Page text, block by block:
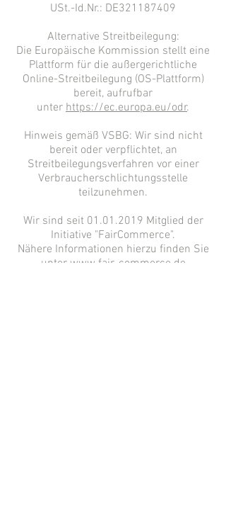
USt.-Id.Nr.: DE321187409
Alternative Streitbeilegung:
Die Europäische Kommission stellt eine
Plattform für die außergerichtliche
Online-Streitbeilegung (OS-Plattform)
bereit, aufrufbar
unter https://ec.europa.eu/odr.
Hinweis gemäß VSBG: Wir sind nicht
bereit oder verpflichtet, an
Streitbeilegungsverfahren vor einer
Verbraucherschlichtungsstelle
teilzunehmen.
Wir sind seit 01.01.2019 Mitglied der
Initiative "FairCommerce".
Nähere Informationen hierzu finden Sie
unter www.fair-commerce.de